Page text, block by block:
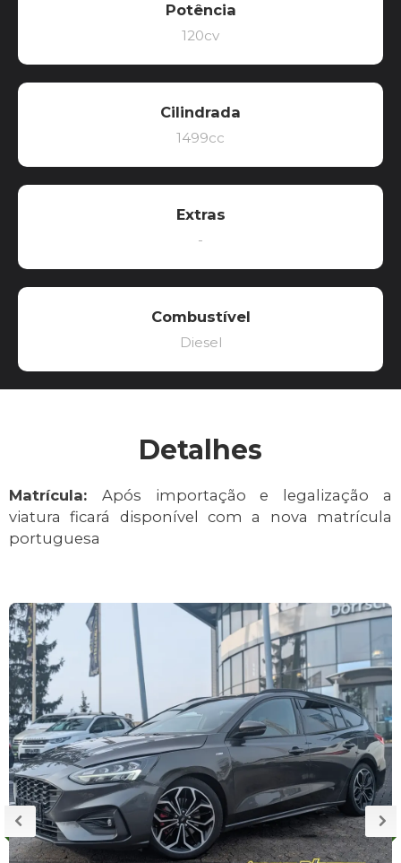
Potência
120cv
Cilindrada
1499cc
Extras
-
Combustível
Diesel
Detalhes
Matrícula: Após importação e legalização a
viatura ficará disponível com a nova matrícula
portuguesa